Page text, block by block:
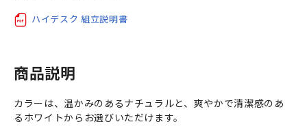
ハイデスク 組立説明書
商品説明
カラーは、温かみのあるナチュラルと、爽やかで清潔感のあ
るホワイトからお選びいただけます。